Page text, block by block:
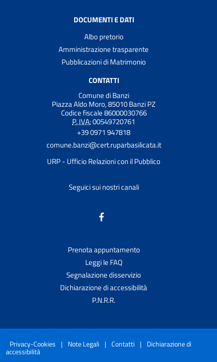
DOCUMENTI E DATI
Albo pretorio
Amministrazione trasparente
Pubblicazioni di Matrimonio
CONTATTI
Comune di Banzi
Piazza Aldo Moro, 85010 Banzi PZ
Codice fiscale 86000030766
P. IVA:00549720761
+39 0971 947818
comune.banzi@cert.ruparbasilicata.it
URP - Ufficio Relazioni con il Pubblico
Seguici sui nostri canali
Prenota appuntamento
Leggi le FAQ
Segnalazione disservizio
Dichiarazione di accessibilità
P.N.R.R.
Privacy-Cookies | Note Legali | Contatti | Dichiarazione di
accessibilità